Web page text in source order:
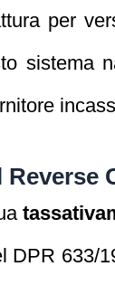
per
sistema
DPR 633/